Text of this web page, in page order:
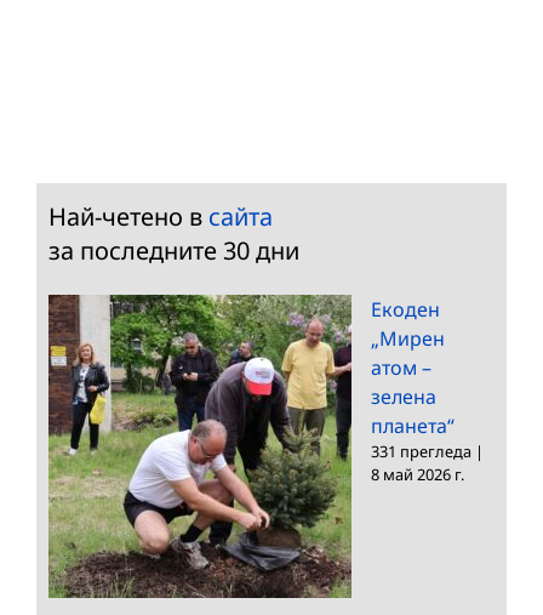
Най-четено в сайта
за последните 30 дни
Екоден
„Мирен
атом –
зелена
планета“
331 прегледа |
8 май 2026 г.